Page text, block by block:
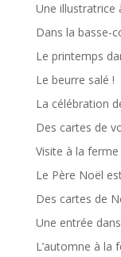
Une illustratrice
Dans la basse-
Le printemps
Le beurre salé !
La célébration
Des cartes de
Visite à la ferme
Le Père Noël
Des cartes de
Une entrée
L’automne à la